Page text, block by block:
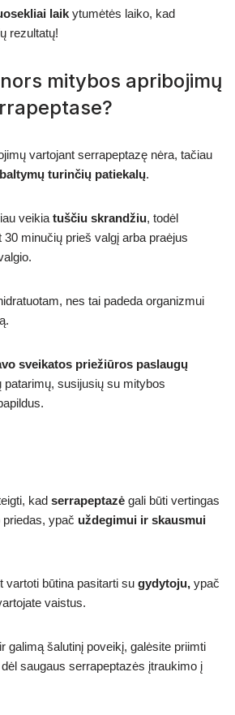
laik ytumėtės laiko, kad
rezultatų!
mitybos apribojimų
vartojant serrapeptazę nėra, tačiau
turinčių patiekalų.
veikia tuščiu skrandžiu, todėl
minučių prieš valgį arba praėjus
nes tai padeda organizmui
sveikatos priežiūros paslaugų
patarimų, susijusių su mitybos
kad serrapeptazė gali būti vertingas
ypač uždegimui ir skausmui
vartoti būtina pasitarti su gydytoju, ypač
vaistus.
galimą šalutinį poveikį, galėsite priimti
saugaus serrapeptazės įtraukimo į